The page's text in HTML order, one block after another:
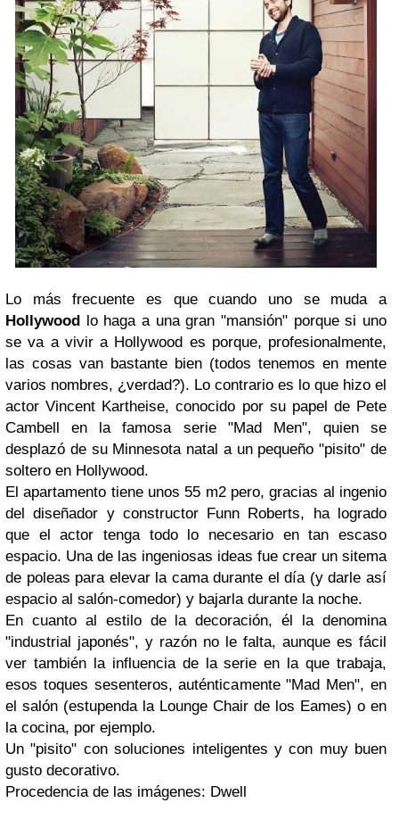
Lo más frecuente es que cuando uno se muda a
Hollywood
lo haga a una gran "mansión" porque si uno
se va a vivir a Hollywood es porque, profesionalmente,
las cosas van bastante bien (todos tenemos en mente
varios nombres, ¿verdad?). Lo contrario es lo que hizo el
actor Vincent Kartheise, conocido por su papel de Pete
Cambell en la famosa serie "Mad Men", quien se
desplazó de su Minnesota natal a un pequeño "pisito" de
soltero en Hollywood.
El apartamento tiene unos 55 m2 pero, gracias al ingenio
del diseñador y constructor Funn Roberts, ha logrado
que el actor tenga todo lo necesario en tan escaso
espacio. Una de las ingeniosas ideas fue crear un sitema
de poleas para elevar la cama durante el día (y darle así
espacio al salón-comedor) y bajarla durante la noche.
En cuanto al estilo de la decoración, él la denomina
"industrial japonés", y razón no le falta, aunque es fácil
ver también la influencia de la serie en la que trabaja,
esos toques sesenteros, auténticamente "Mad Men", en
el salón (estupenda la Lounge Chair de los Eames) o en
la cocina, por ejemplo.
Un "pisito" con soluciones inteligentes y con muy buen
gusto decorativo.
Procedencia de las imágenes: Dwell